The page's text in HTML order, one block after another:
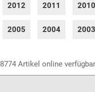
2012 2011
2005 2004
8774 Artikel online